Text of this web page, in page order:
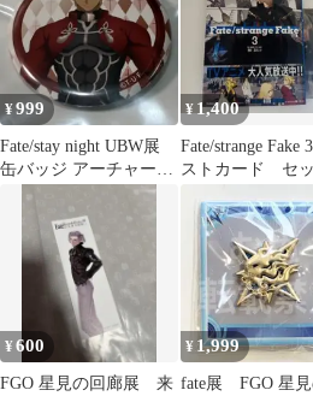
¥999
Fate/stay night UBW展
缶バッジ アーチャー
【未使用品】
¥ 1,400
Fate/strange Fake
ストカード セ
¥600
FGO 星見の回廊展 来
¥ 1,999
fate展 FGO 星見